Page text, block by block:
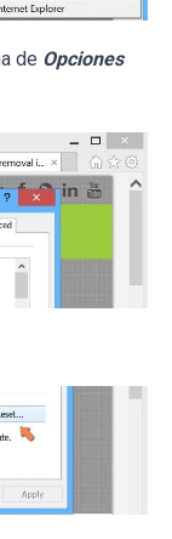
de Opciones